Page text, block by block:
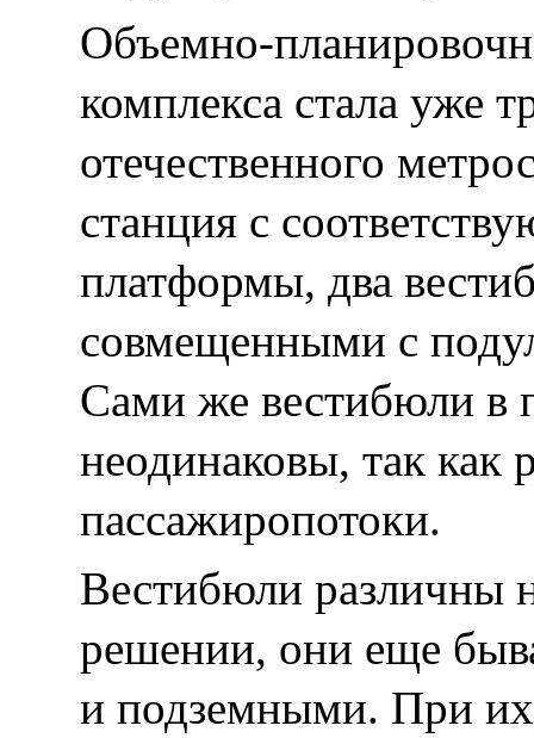
Объемно-
комплекса стала уже
отечественного
станция с
платформы, два
совмещенными с
Сами же вестибюли в
неодинаковы, так как
пассажиропотоки.
Вестибюли различны
решении, они еще
и подземными. При